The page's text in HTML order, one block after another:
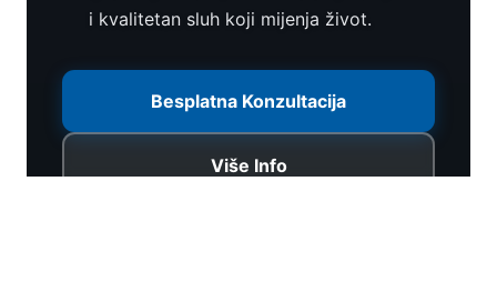
i kvalitetan sluh koji mijenja život.
Besplatna Konzultacija
Više Info